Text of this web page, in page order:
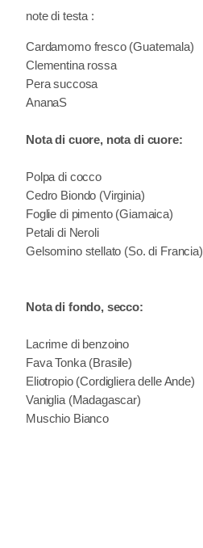
note di testa :
Cardamomo fresco (Guatemala)
Clementina rossa
Pera succosa
AnanaS
Nota di cuore, nota di cuore:
Polpa di cocco
Cedro Biondo (Virginia)
Foglie di pimento (Giamaica)
Petali di Neroli
Gelsomino stellato (So. di Francia)
Nota di fondo, secco:
Lacrime di benzoino
Fava Tonka (Brasile)
Eliotropio (Cordigliera delle Ande)
Vaniglia (Madagascar)
Muschio Bianco